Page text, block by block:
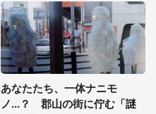
あなたたち、一体ナニモ
ノ...？ 郡山の街に佇む「謎